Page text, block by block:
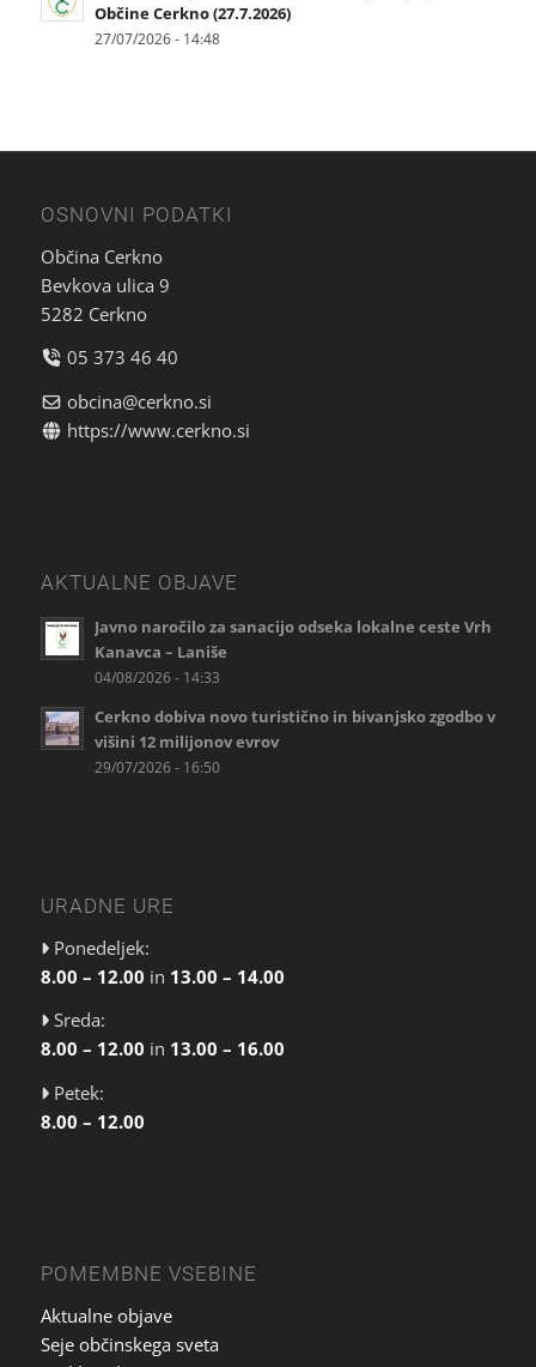
Občine Cerkno (27.7.2026)
27/07/2026 - 14:48
OSNOVNI PODATKI
Občina Cerkno
Bevkova ulica 9
5282 Cerkno
05 373 46 40
obcina@cerkno.si
https://www.cerkno.si
AKTUALNE OBJAVE
Javno naročilo za sanacijo odseka lokalne ceste Vrh
Kanavca – Laniše
04/08/2026 - 14:33
Cerkno dobiva novo turistično in bivanjsko zgodbo v
višini 12 milijonov evrov
29/07/2026 - 16:50
URADNE URE
Ponedeljek:
8.00 – 12.00 in 13.00 – 14.00
Sreda:
8.00 – 12.00 in 13.00 – 16.00
Petek:
8.00 – 12.00
POMEMBNE VSEBINE
Aktualne objave
Seje občinskega sveta